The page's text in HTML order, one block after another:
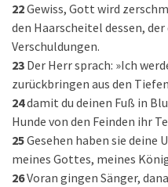
22Gewiss, Gott wird
den Haarscheitel dessen,
Verschuldungen.
23 Der Herr sprach: »Ich
zurückbringen aus den
24damit du deinen Fuß in
Hunde von den Feinden ihr
25Gesehen haben sie deine
meines Gottes, meines
26Voran gingen Sänger,